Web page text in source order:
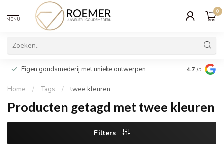
MENU
0
Eigen goudsmederij met unieke ontwerpen Wij
cadeau
4.7 /5
Home / Tags / twee kleuren
Producten getagd met twee kleuren
Filters